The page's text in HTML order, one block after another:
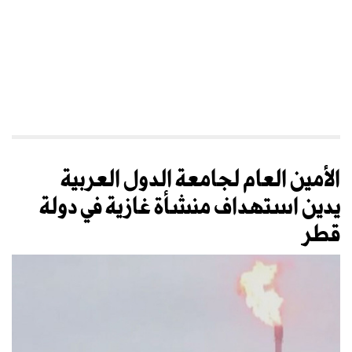
الأمين العام لجامعة الدول العربية
يدين استهداف منشأة غازية في دولة
قطر